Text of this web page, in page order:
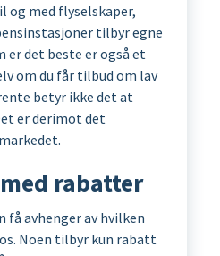
og med flyselskaper,
tilbyr egne
det beste er også et
om du får tilbud om lav
betyr ikke det at
er derimot det
rabatter
få avhenger av hvilken
Noen tilbyr kun rabatt